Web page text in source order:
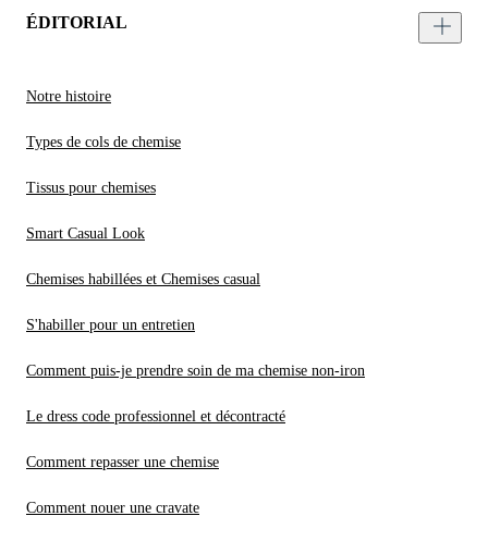
ÉDITORIAL
Notre histoire
Types de cols de chemise
Tissus pour chemises
Smart Casual Look
Chemises habillées et Chemises casual
S'habiller pour un entretien
Comment puis-je prendre soin de ma chemise non-iron
Le dress code professionnel et décontracté
Comment repasser une chemise
Comment nouer une cravate